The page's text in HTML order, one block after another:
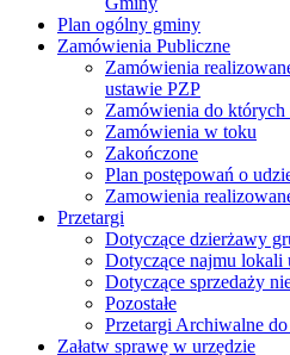
Plan ogólny gminy
Zamówienia Publiczne
Zamówienia
ustawie PZP
Zamówienia do których
Zamówienia w toku
Zakończone
Plan postępowań o
Zamowienia
Przetargi
Dotyczące dzierżawy
Dotyczące najmu lokali
Dotyczące sprzedaży
Pozostałe
Przetargi Archiwalne
Załatw sprawę w urzędzie